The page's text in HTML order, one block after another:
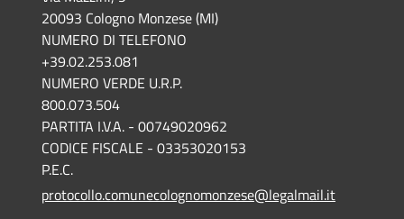
20093 Cologno Monzese (MI)
NUMERO DI TELEFONO
+39.02.253.081
NUMERO VERDE U.R.P.
800.073.504
PARTITA I.V.A. - 00749020962
CODICE FISCALE - 03353020153
P.E.C.
protocollo.comunecolognomonzese@legalmail.it